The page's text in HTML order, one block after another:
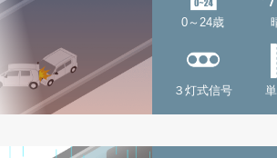
0～24歳
３灯式信号